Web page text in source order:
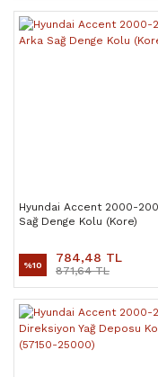
Hyundai Accent 2000-
Sağ Denge Kolu (Kore)
%10 784,48 TL
871,64 TL